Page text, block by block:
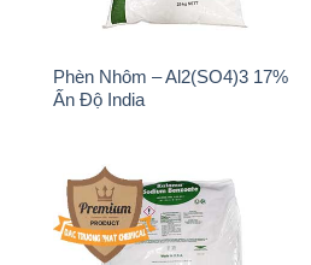
Phèn Nhôm – Al2(SO4)3 17%
Ấn Độ India